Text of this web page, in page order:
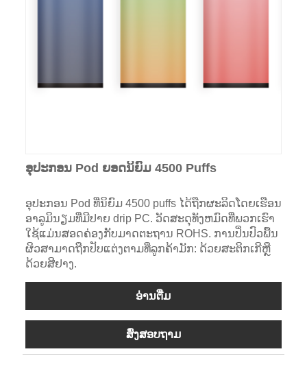
ອຸປະກອນ Pod ຍອດນິຍົມ 4500 Puffs
ອຸປະກອນ Pod ທີ່ນິຍົມ 4500 puffs ໄດ້ຖືກຜະລິດໂດຍເຮືອນ
ອາລູມິນຽມທີ່ມີປາຍ drip PC. ວັດສະດຸທັງຫມົດທີ່ພວກເຮົາ
ໃຊ້ແມ່ນສອດຄ່ອງກັບມາດຕະຖານ ROHS. ການປິ່ນປົວພື້ນ
ຜິວສາມາດຖືກປັບແຕ່ງຕາມທີ່ລູກຄ້າມັກ: ດ້ວຍສະຕິກເກີຫຼື
ດ້ວຍສີຢາງ.
ອ່ານ​ຕື່ມ
ສົ່ງສອບຖາມ